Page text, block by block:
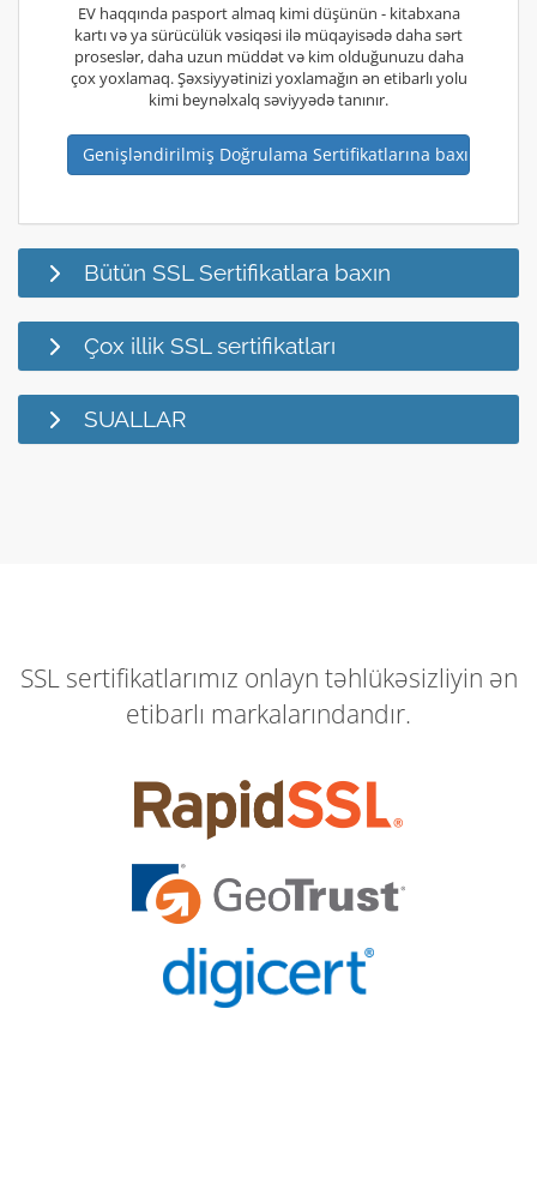
EV haqqında pasport almaq kimi düşünün - kitabxana
kartı və ya sürücülük vəsiqəsi ilə müqayisədə daha sərt
proseslər, daha uzun müddət və kim olduğunuzu daha
çox yoxlamaq. Şəxsiyyətinizi yoxlamağın ən etibarlı yolu
kimi beynəlxalq səviyyədə tanınır.
Genişləndirilmiş Doğrulama Sertifikatlarına baxın
Bütün SSL Sertifikatlara baxın
Çox illik SSL sertifikatları
SUALLAR
SSL sertifikatlarımız onlayn təhlükəsizliyin ən
etibarlı markalarındandır.